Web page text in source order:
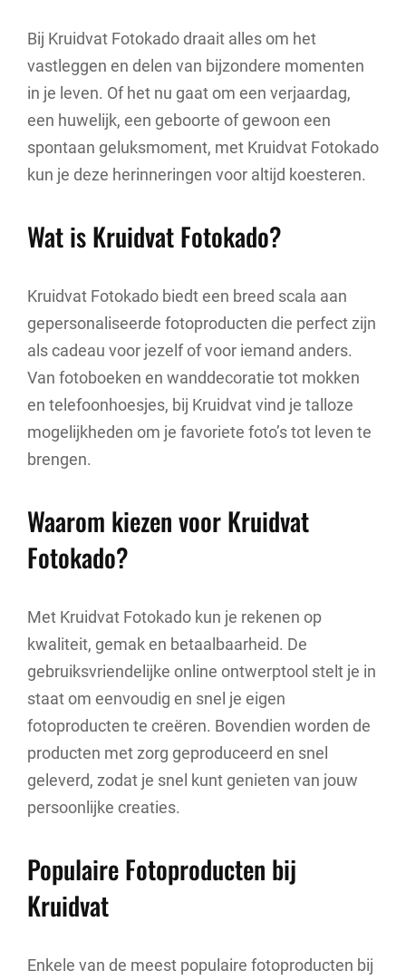
Bij Kruidvat Fotokado draait alles om het
vastleggen en delen van bijzondere momenten
in je leven. Of het nu gaat om een verjaardag,
een huwelijk, een geboorte of gewoon een
spontaan geluksmoment, met Kruidvat Fotokado
kun je deze herinneringen voor altijd koesteren.
Wat is Kruidvat Fotokado?
Kruidvat Fotokado biedt een breed scala aan
gepersonaliseerde fotoproducten die perfect zijn
als cadeau voor jezelf of voor iemand anders.
Van fotoboeken en wanddecoratie tot mokken
en telefoonhoesjes, bij Kruidvat vind je talloze
mogelijkheden om je favoriete foto’s tot leven te
brengen.
Waarom kiezen voor Kruidvat
Fotokado?
Met Kruidvat Fotokado kun je rekenen op
kwaliteit, gemak en betaalbaarheid. De
gebruiksvriendelijke online ontwerptool stelt je in
staat om eenvoudig en snel je eigen
fotoproducten te creëren. Bovendien worden de
producten met zorg geproduceerd en snel
geleverd, zodat je snel kunt genieten van jouw
persoonlijke creaties.
Populaire Fotoproducten bij
Kruidvat
Enkele van de meest populaire fotoproducten bij